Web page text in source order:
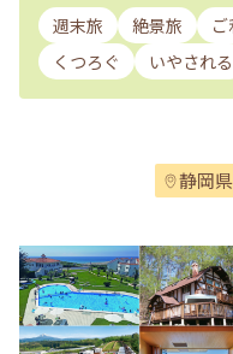
週末旅 絶景旅
くつろぐ
いやされる
静岡県